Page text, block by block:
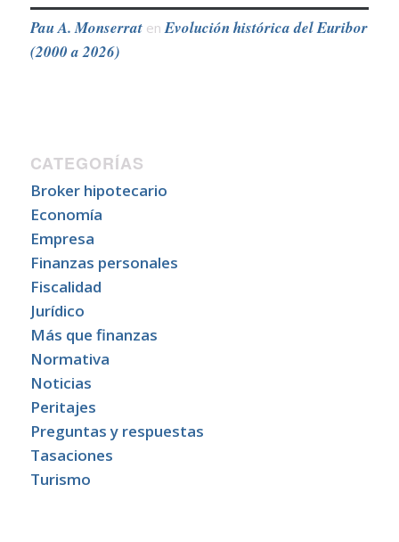
Pau A. Monserraten Evolución histórica del Euribor
(2000 a 2026)
CATEGORÍAS
Broker hipotecario
Economía
Empresa
Finanzas personales
Fiscalidad
Jurídico
Más que finanzas
Normativa
Noticias
Peritajes
Preguntas y respuestas
Tasaciones
Turismo